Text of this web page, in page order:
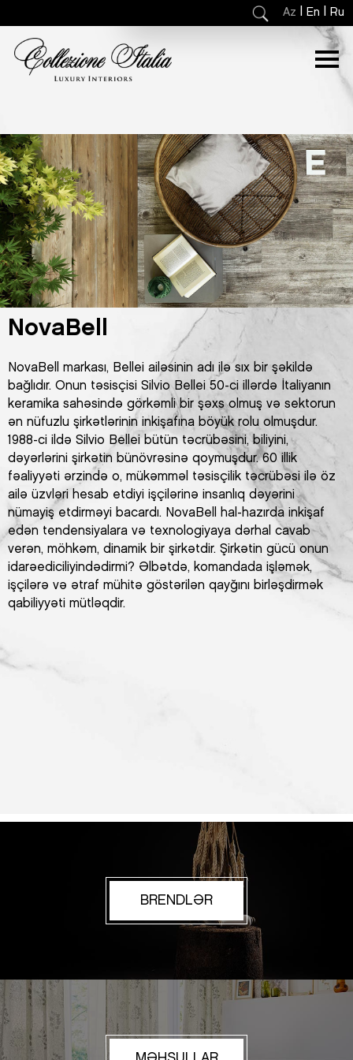
Az En Ru
NovaBell
NovaBell markası, Bellei ailəsinin adı ilə sıx bir şəkildə
bağlıdır. Onun təsisçisi Silvio Bellei 50-ci illərdə İtaliyanın
keramika sahəsində görkəmli bir şəxs olmuş və sektorun
ən nüfuzlu şirkətlərinin inkişafına böyük rolu olmuşdur.
1988-ci ildə Silvio Bellei bütün təcrübəsini, biliyini,
dəyərlərini şirkətin bünövrəsinə qoymuşdur. 60 illik
fəaliyyəti ərzində o, mükəmməl təsisçilik təcrübəsi ilə öz
ailə üzvləri hesab etdiyi işçilərinə insanlıq dəyərini
nümayiş etdirməyi bacardı. NovaBell hal-hazırda inkişaf
edən tendensiyalara və texnologiyaya dərhal cavab
verən, möhkəm, dinamik bir şirkətdir. Şirkətin gücü onun
idarəediciliyindədirmi? Əlbətdə, komandada işləmək,
işçilərə və ətraf mühitə göstərilən qayğını birləşdirmək
qabiliyyəti mütləqdir.
BRENDLƏR